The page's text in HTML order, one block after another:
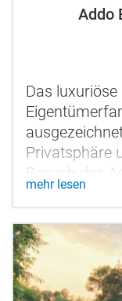
Addo
Das
Privatsphäre
Besuch des
besonderer
mehr lesen